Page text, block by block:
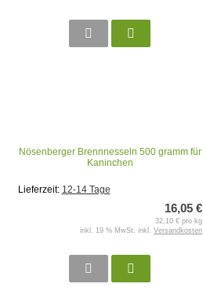
Nösenberger Brennnesseln 500 gramm für
Kaninchen
Lieferzeit: 12-14 Tage
16,05 €
32,10 € pro kg
inkl. 19 % MwSt. inkl.Versandkosten